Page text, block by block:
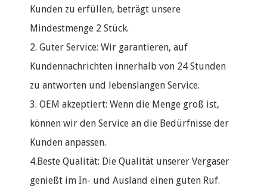
Kunden zu erfüllen, beträgt unsere
Mindestmenge 2 Stück.
2. Guter Service: Wir garantieren, auf
Kundennachrichten innerhalb von 24 Stunden
zu antworten und lebenslangen Service.
3. OEM akzeptiert: Wenn die Menge groß ist,
können wir den Service an die Bedürfnisse der
Kunden anpassen.
4.Beste Qualität: Die Qualität unserer Vergaser
genießt im In- und Ausland einen guten Ruf.